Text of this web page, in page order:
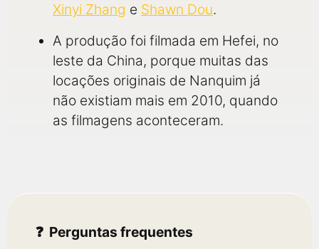
Xinyi Zhang e Shawn Dou.
A produção foi filmada em Hefei, no
leste da China, porque muitas das
locações originais de Nanquim já
não existiam mais em 2010, quando
as filmagens aconteceram.
Perguntas frequentes